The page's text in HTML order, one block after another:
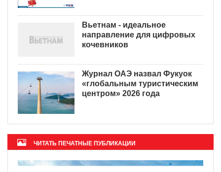
Вьетнам - идеальное
направление для цифровых
кочевников
Журнал ОАЭ назвал Фукуок
«глобальным туристическим
центром» 2026 года
ЧИТАТЬ ПЕЧАТНЫЕ ПУБЛИКАЦИИ